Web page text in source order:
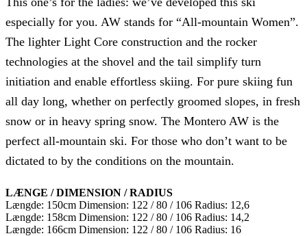
especially for you. AW stands for “All-mountain Women”.
The lighter Light Core construction and the rocker
technologies at the shovel and the tail simplify turn
initiation and enable effortless skiing. For pure skiing fun
all day long, whether on perfectly groomed slopes, in fresh
snow or in heavy spring snow. The Montero AW is the
perfect all-mountain ski. For those who don’t want to be
dictated to by the conditions on the mountain.
LÆNGE / DIMENSION / RADIUS
Længde: 150cm Dimension: 122 / 80 / 106 Radius: 12,6
Længde: 158cm Dimension: 122 / 80 / 106 Radius: 14,2
Længde: 166cm Dimension: 122 / 80 / 106 Radius: 16